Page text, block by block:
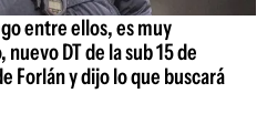
entre ellos, es muy
DT de la sub 15 de
Forlán y dijo lo que buscará